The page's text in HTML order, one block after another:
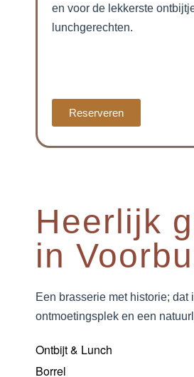
en voor de lekkerste
lunchgerechten.
Reserveren
Heerlijk
in
Een brasserie met historie;
ontmoetingsplek en een
Ontbijt & Lunch
Borrel